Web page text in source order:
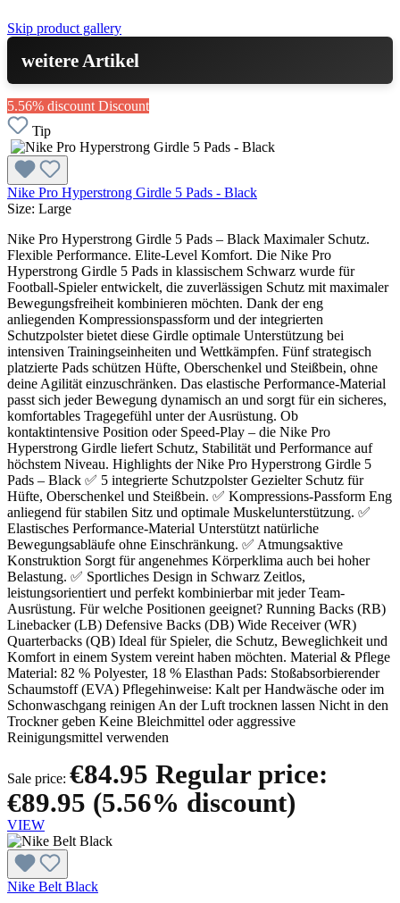
Skip product gallery
weitere Artikel
5.56% discount Discount
Tip
Nike Pro Hyperstrong Girdle 5 Pads - Black
Size: Large
Nike Pro Hyperstrong Girdle 5 Pads – Black Maximaler Schutz.
Flexible Performance. Elite-Level Komfort. Die Nike Pro
Hyperstrong Girdle 5 Pads in klassischem Schwarz wurde für
Football-Spieler entwickelt, die zuverlässigen Schutz mit maximaler
Bewegungsfreiheit kombinieren möchten. Dank der eng
anliegenden Kompressionspassform und der integrierten
Schutzpolster bietet diese Girdle optimale Unterstützung bei
intensiven Trainingseinheiten und Wettkämpfen. Fünf strategisch
platzierte Pads schützen Hüfte, Oberschenkel und Steißbein, ohne
deine Agilität einzuschränken. Das elastische Performance-Material
passt sich jeder Bewegung dynamisch an und sorgt für ein sicheres,
komfortables Tragegefühl unter der Ausrüstung. Ob
kontaktintensive Position oder Speed-Play – die Nike Pro
Hyperstrong Girdle liefert Schutz, Stabilität und Performance auf
höchstem Niveau. Highlights der Nike Pro Hyperstrong Girdle 5
Pads – Black ✅ 5 integrierte Schutzpolster Gezielter Schutz für
Hüfte, Oberschenkel und Steißbein. ✅ Kompressions-Passform Eng
anliegend für stabilen Sitz und optimale Muskelunterstützung. ✅
Elastisches Performance-Material Unterstützt natürliche
Bewegungsabläufe ohne Einschränkung. ✅ Atmungsaktive
Konstruktion Sorgt für angenehmes Körperklima auch bei hoher
Belastung. ✅ Sportliches Design in Schwarz Zeitlos,
leistungsorientiert und perfekt kombinierbar mit jeder Team-
Ausrüstung. Für welche Positionen geeignet? Running Backs (RB)
Linebacker (LB) Defensive Backs (DB) Wide Receiver (WR)
Quarterbacks (QB) Ideal für Spieler, die Schutz, Beweglichkeit und
Komfort in einem System vereint haben möchten. Material & Pflege
Material: 82 % Polyester, 18 % Elasthan Pads: Stoßabsorbierender
Schaumstoff (EVA) Pflegehinweise: Kalt per Handwäsche oder im
Schonwaschgang reinigen An der Luft trocknen lassen Nicht in den
Trockner geben Keine Bleichmittel oder aggressive
Reinigungsmittel verwenden
Sale price: €84.95 Regular price:
€89.95 (5.56% discount)
VIEW
Nike Belt Black